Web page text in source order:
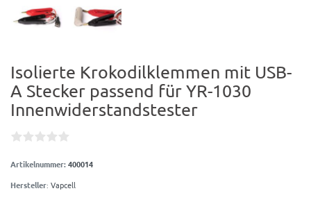
Isolierte Krokodilklemmen mit USB-
A Stecker passend für YR-1030
Innenwiderstandstester
Artikelnummer:400014
Hersteller: Vapcell